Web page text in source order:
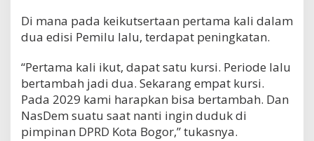
Di mana pada keikutsertaan pertama kali dalam
dua edisi Pemilu lalu, terdapat peningkatan.
“Pertama kali ikut, dapat satu kursi. Periode lalu
bertambah jadi dua. Sekarang empat kursi.
Pada 2029 kami harapkan bisa bertambah. Dan
NasDem suatu saat nanti ingin duduk di
pimpinan DPRD Kota Bogor,” tukasnya.